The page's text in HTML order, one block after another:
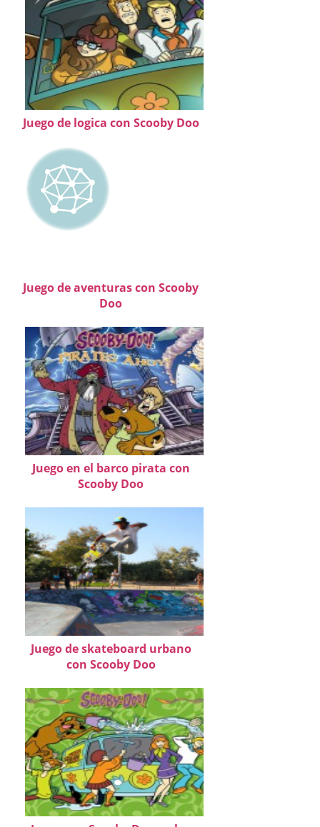
Juego de logica con Scooby Doo
Juego de aventuras con Scooby
Doo
Juego en el barco pirata con
Scooby Doo
Juego de skateboard urbano
con Scooby Doo